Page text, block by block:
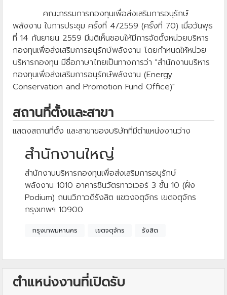
คณะกรรมการกองทุนเพื่อส่งเสริมการอนุรักษ์
พลังงาน ในการประชุม ครั้งที่ 4/2559 (ครั้งที่ 70) เมื่อวันพุธ
ที่ 14 กันยายน 2559 มีมติเห็นชอบให้มีการจัดตั้งหน่วยบริหาร
กองทุนเพื่อส่งเสริมการอนุรักษ์พลังงาน โดยกำหนดให้หน่วย
บริหารกองทุน มีชื่อภาษาไทยเป็นทางการว่า "สำนักงานบริหาร
กองทุนเพื่อส่งเสริมการอนุรักษ์พลังงาน (Energy
Conservation and Promotion Fund Office)"
สถานที่ตั้งและสาขา
แสดงสถานที่ตั้ง และสาขาของบริษัทที่มีตำแหน่งงานว่าง
สำนักงานใหญ่
สำนักงานบริหารกองทุนเพื่อส่งเสริมการอนุรักษ์
พลังงาน 1010 อาคารชินวัตรทาวเวอร์ 3 ชั้น 10 (ฝั่ง
Podium) ถนนวิภาวดีรังสิต แขวงจตุจักร เขตจตุจักร
กรุงเทพฯ 10900
กรุงเทพมหานคร เขตจตุจักร รังสิต
ตำแหน่งงานที่เปิดรับ